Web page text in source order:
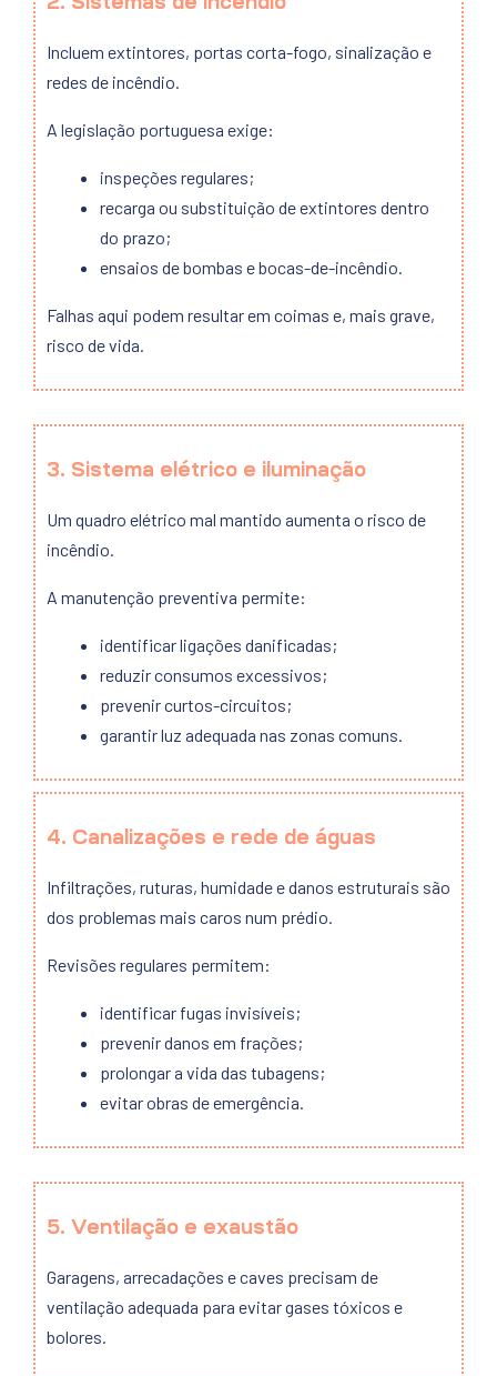
Incluem extintores, portas corta-fogo, sinalização e
redes de incêndio.
A legislação portuguesa exige:
inspeções regulares;
recarga ou substituição de extintores dentro
do prazo;
ensaios de bombas e bocas-de-incêndio.
Falhas aqui podem resultar em coimas e, mais grave,
risco de vida.
3. Sistema elétrico e iluminação
Um quadro elétrico mal mantido aumenta o risco de
incêndio.
A manutenção preventiva permite:
identificar ligações danificadas;
reduzir consumos excessivos;
prevenir curtos-circuitos;
garantir luz adequada nas zonas comuns.
4. Canalizações e rede de águas
Infiltrações, ruturas, humidade e danos estruturais são
dos problemas mais caros num prédio.
Revisões regulares permitem:
identificar fugas invisíveis;
prevenir danos em frações;
prolongar a vida das tubagens;
evitar obras de emergência.
5. Ventilação e exaustão
Garagens, arrecadações e caves precisam de
ventilação adequada para evitar gases tóxicos e
bolores.